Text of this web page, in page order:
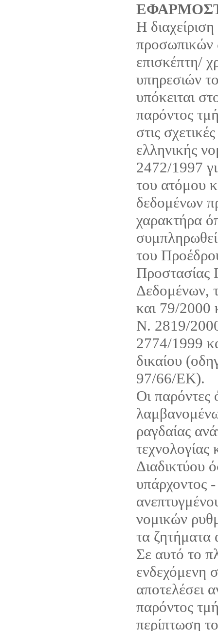
Η
προσωπικών
επισκέπτη/
υπηρεσιών
υπόκειται
παρόντος
στις
ελληνικής
2472/1997
του ατόμου
δεδομένων
χαρακτήρα
του
Προστασίας
Δεδομένων,
και 79/2000
Ν. 2819/
2774/1999
δικαίου
97/66/ΕΚ).
Οι παρόντες
ραγδαίας
τεχνολογίας
Διαδικτύου
υπάρχοντος
νομικών
τα ζητήματα
Σε αυτό το
ενδεχόμενη
αποτελέσει
παρόντος
περίπτωση